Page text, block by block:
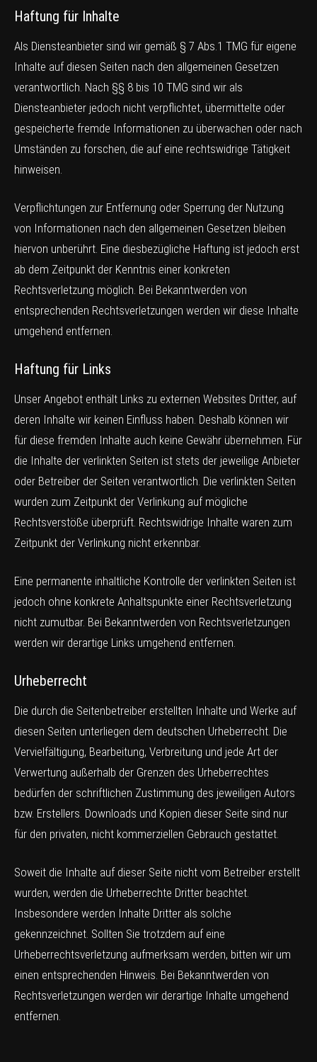
Haftung für Inhalte
Als Diensteanbieter sind wir gemäß § 7 Abs.1 TMG für eigene
Inhalte auf diesen Seiten nach den allgemeinen Gesetzen
verantwortlich. Nach §§ 8 bis 10 TMG sind wir als
Diensteanbieter jedoch nicht verpflichtet, übermittelte oder
gespeicherte fremde Informationen zu überwachen oder nach
Umständen zu forschen, die auf eine rechtswidrige Tätigkeit
hinweisen.
Verpflichtungen zur Entfernung oder Sperrung der Nutzung
von Informationen nach den allgemeinen Gesetzen bleiben
hiervon unberührt. Eine diesbezügliche Haftung ist jedoch erst
ab dem Zeitpunkt der Kenntnis einer konkreten
Rechtsverletzung möglich. Bei Bekanntwerden von
entsprechenden Rechtsverletzungen werden wir diese Inhalte
umgehend entfernen.
Haftung für Links
Unser Angebot enthält Links zu externen Websites Dritter, auf
deren Inhalte wir keinen Einfluss haben. Deshalb können wir
für diese fremden Inhalte auch keine Gewähr übernehmen. Für
die Inhalte der verlinkten Seiten ist stets der jeweilige Anbieter
oder Betreiber der Seiten verantwortlich. Die verlinkten Seiten
wurden zum Zeitpunkt der Verlinkung auf mögliche
Rechtsverstöße überprüft. Rechtswidrige Inhalte waren zum
Zeitpunkt der Verlinkung nicht erkennbar.
Eine permanente inhaltliche Kontrolle der verlinkten Seiten ist
jedoch ohne konkrete Anhaltspunkte einer Rechtsverletzung
nicht zumutbar. Bei Bekanntwerden von Rechtsverletzungen
werden wir derartige Links umgehend entfernen.
Urheberrecht
Die durch die Seitenbetreiber erstellten Inhalte und Werke auf
diesen Seiten unterliegen dem deutschen Urheberrecht. Die
Vervielfältigung, Bearbeitung, Verbreitung und jede Art der
Verwertung außerhalb der Grenzen des Urheberrechtes
bedürfen der schriftlichen Zustimmung des jeweiligen Autors
bzw. Erstellers. Downloads und Kopien dieser Seite sind nur
für den privaten, nicht kommerziellen Gebrauch gestattet.
Soweit die Inhalte auf dieser Seite nicht vom Betreiber erstellt
wurden, werden die Urheberrechte Dritter beachtet.
Insbesondere werden Inhalte Dritter als solche
gekennzeichnet. Sollten Sie trotzdem auf eine
Urheberrechtsverletzung aufmerksam werden, bitten wir um
einen entsprechenden Hinweis. Bei Bekanntwerden von
Rechtsverletzungen werden wir derartige Inhalte umgehend
entfernen.